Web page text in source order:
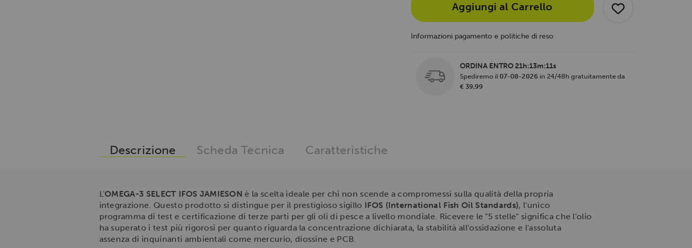
Aggiungi al Carrello
Informazioni pagamento e politiche di reso
ORDINA ENTRO21h:13m:10s
Spediremo il 07-08-2026 in 24/48h gratuitamente da
€ 39,99
Descrizione Scheda Tecnica Caratteristiche
L'OMEGA-3 SELECT IFOS JAMIESON è la scelta ideale per chi non scende a compromessi sulla qualità della propria
integrazione. Questo prodotto si distingue per il prestigioso sigillo IFOS (International Fish Oil Standards), l'unico
programma di test e certificazione di terze parti per gli oli di pesce a livello mondiale. Ricevere le "5 stelle" significa che l'olio
ha superato i test più rigorosi per quanto riguarda la concentrazione dichiarata, la stabilità all'ossidazione e l'assoluta
assenza di inquinanti ambientali come mercurio, diossine e PCB.